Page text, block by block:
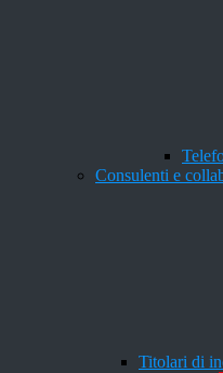
Consulenti e
Titolari di